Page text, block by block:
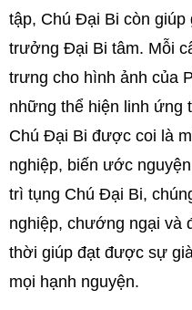
tập, Chú Đại Bi còn giúp
trưởng Đại Bi tâm. Mỗi
trưng cho hình ảnh của
những thể hiện linh ứng
Chú Đại Bi được coi là
nghiệp, biến ước
trì tụng Chú Đại Bi,
nghiệp, chướng ngại và
thời giúp đạt được sự
mọi hạnh nguyện.